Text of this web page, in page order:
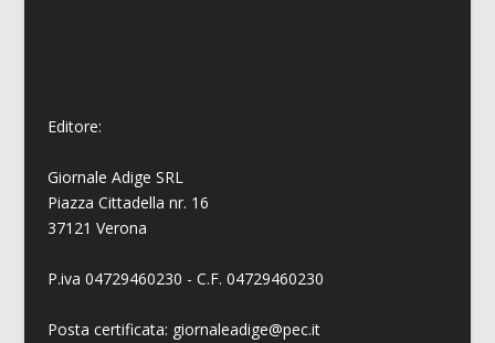
Editore:
Giornale Adige SRL
Piazza Cittadella nr. 16
37121 Verona
P.iva 04729460230 - C.F. 04729460230
Posta certificata: giornaleadige@pec.it